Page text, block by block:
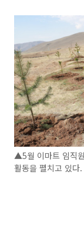
▲5월 이마트 임직
활동을 펼치고 있다